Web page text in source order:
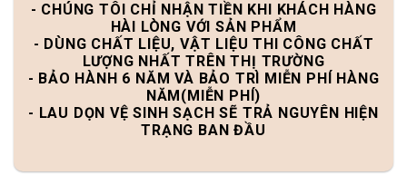
- CHÚNG TÔI CHỈ NHẬN TIỀN KHI KHÁCH HÀNG
HÀI LÒNG VỚI SẢN PHẨM
- DÙNG CHẤT LIỆU, VẬT LIỆU THI CÔNG CHẤT
LƯỢNG NHẤT TRÊN THỊ TRƯỜNG
- BẢO HÀNH 6 NĂM VÀ BẢO TRÌ MIỄN PHÍ HÀNG
NĂM(MIỄN PHÍ)
- LAU DỌN VỆ SINH SẠCH SẼ TRẢ NGUYÊN HIỆN
TRẠNG BAN ĐẦU